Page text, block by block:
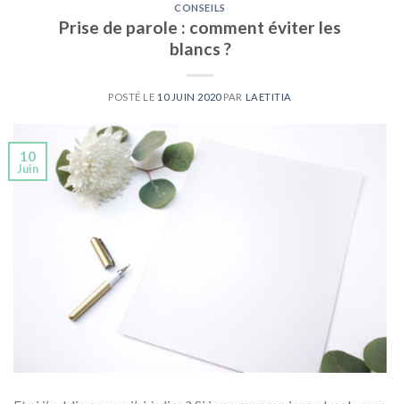
CONSEILS
Prise de parole : comment éviter les
blancs ?
POSTÉ LE 10 JUIN 2020PAR LAETITIA
10
Juin